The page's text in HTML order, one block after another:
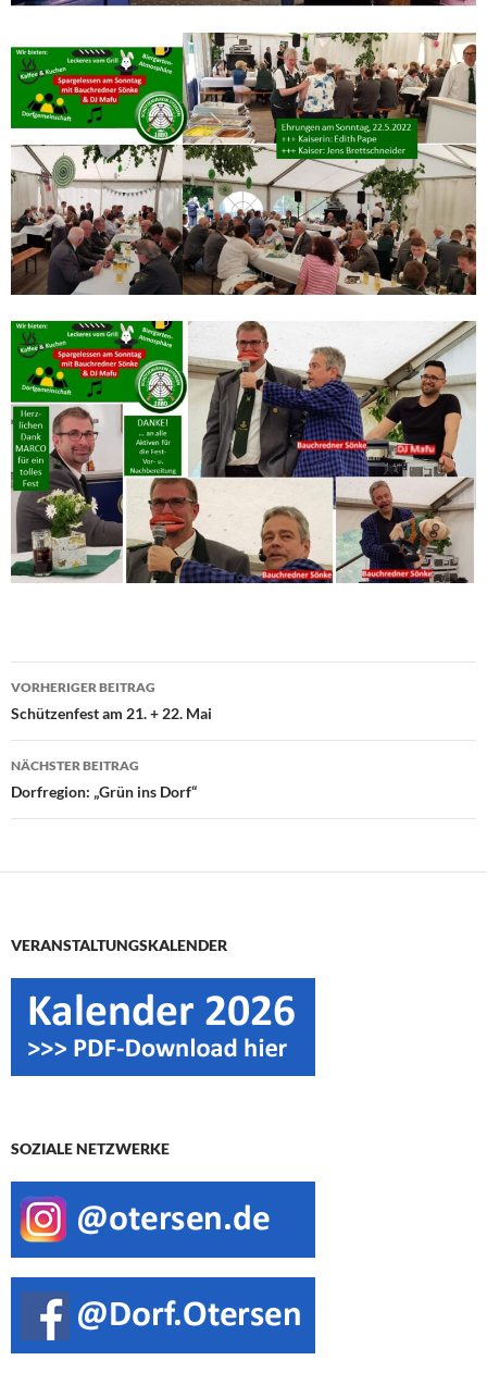
Beitragsnavigation
VORHERIGER BEITRAG
Schützenfest am 21. + 22. Mai
NÄCHSTER BEITRAG
Dorfregion: „Grün ins Dorf“
VERANSTALTUNGSKALENDER
SOZIALE NETZWERKE